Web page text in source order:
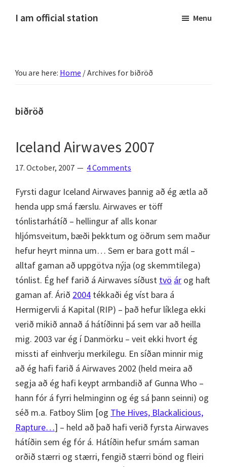
I am official station
fréttir
og
skemmtilegt
:)
Menu
You are here: Home /Archives for biðröð
biðröð
Iceland Airwaves 2007
17. October, 2007 4 Comments
Fyrsti dagur Iceland Airwaves þannig að ég ætla að
henda upp smá færslu. Airwaves er töff
tónlistarhátíð – hellingur af alls konar
hljómsveitum, bæði þekktum og öðrum sem maður
hefur heyrt minna um… Sem er bara gott mál –
alltaf gaman að uppgötva nýja (og skemmtilega)
tónlist. Ég hef farið á Airwaves síðust tvö ár og haft
gaman af. Árið 2004 tékkaði ég víst bara á
Hermigervli á Kapital (RIP) – það hefur líklega ekki
verið mikið annað á hátíðinni þá sem var að heilla
mig. 2003 var ég í Danmörku – veit ekki hvort ég
missti af einhverju merkilegu. En síðan minnir mig
að ég hafi farið á Airwaves 2002 (held meira að
segja að ég hafi keypt armbandið af Gunna Who –
hann fór á fyrri helminginn og ég sá þann seinni) og
séð m.a. Fatboy Slim [og The Hives, Blackalicious,
Rapture…] – held að það hafi verið fyrsta Airwaves
hátíðin sem ég fór á. Hátíðin hefur smám saman
orðið stærri og stærri, fengið stærri bönd og fleiri